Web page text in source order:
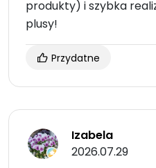
produkty) i szybka
plusy!
Przydatne
Izabela
2026.07.29